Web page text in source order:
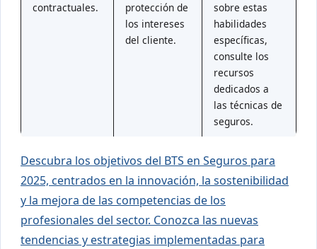
contractuales.
protección de
los intereses
del cliente.
sobre estas
habilidades
específicas,
consulte los
recursos
dedicados a
las técnicas de
seguros.
Descubra los objetivos del BTS en Seguros para
2025, centrados en la innovación, la sostenibilidad
y la mejora de las competencias de los
profesionales del sector. Conozca las nuevas
tendencias y estrategias implementadas para